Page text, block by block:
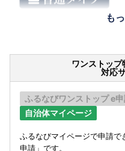
も
ワンストッ
対応
ふるなびワンストップ e
自治体マイページ
ふるなびマイページで申請
申請」です。